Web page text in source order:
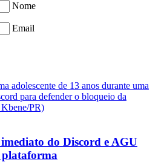
Nome
Email
do Discord e AGU